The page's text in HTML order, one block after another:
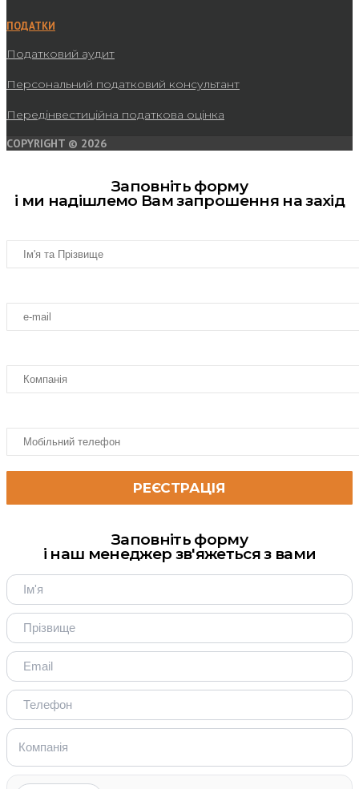
ПОДАТКИ
Податковий аудит
Персональний податковий консультант
Передінвестиційна податкова оцінка
COPYRIGHT © 2026
Заповніть форму
і ми надішлемо Вам запрошення на захід
Заповніть форму
і наш менеджер зв'яжеться з вами